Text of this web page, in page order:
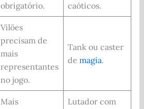
obrigatório.
caóticos.
Vilões
precisam de
mais
representantes
no jogo.
Tank ou caster
de magia.
Mais
Lutador com